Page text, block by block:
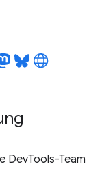
DevTools-Team